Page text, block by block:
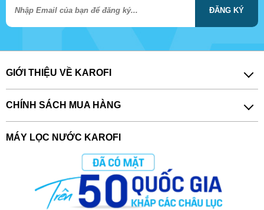
ĐĂNG KÝ
GIỚI THIỆU VỀ KAROFI
CHÍNH SÁCH MUA HÀNG
MÁY LỌC NƯỚC KAROFI